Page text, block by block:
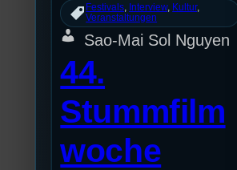
Festivals Interview, Kultur
Veranstaltungen
Sao-Mai Sol Nguyen
44.
Stummfilm
woche